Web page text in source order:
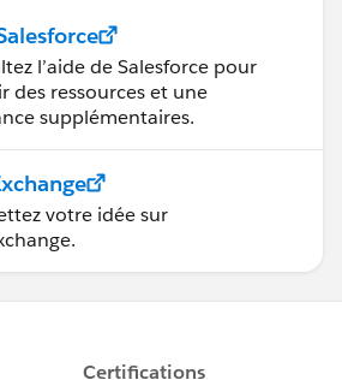
l’aide de Salesforce pour
des ressources et une
supplémentaires.
votre idée sur